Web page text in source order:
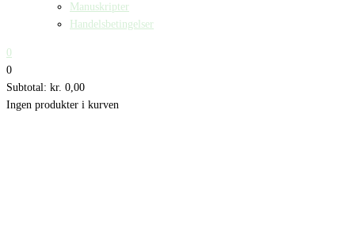
Manuskripter
Handelsbetingelser
0
0
Subtotal: kr. 0,00
Ingen produkter i kurven